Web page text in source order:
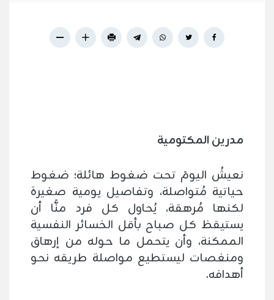
مدرين المكتومية
نعيشُ اليومَ تحت ضغوط هائلة؛ ضغوط
حياتية مُتواصلة، وتفاصيل يومية صغيرة
لكنها مُرهقة، يُحاول كل فرد منَّا أن
يستيقظ كل صباح بأقل الخسائر النفسية
الممكنة، وأن يتحمل ما حوله من إرهاق
ومنغصات ليستطيع مواصلة طريقه نحو
أهدافه.